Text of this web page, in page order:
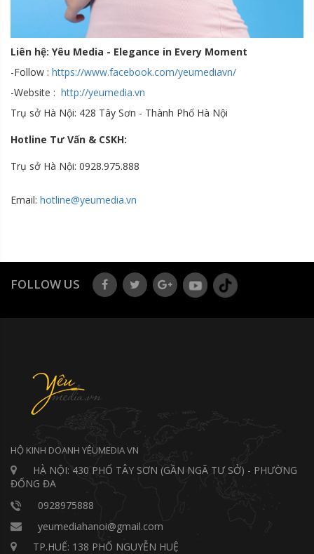
Liên hệ: Yêu Media - Elegance in Every Moment
-Follow : https://www.facebook.com/yeumediavn/
-Website : http://yeumedia.vn
Trụ sở Hà Nội: 428 Tây Sơn - Thành Phố Hà Nội
Hotline Tư Vấn & CSKH:
Trụ sở Hà Nội: 0928.975.888
Email: hotline@yeumedia.vn
FOLLOW US
HỘ KINH DOANH YÊUMEDIA VN
HÀ NỘI: 430 PHỐ TÂY SƠN (GẦN NGÃ TƯ SỞ) - PHƯỜNG
ĐỐNG ĐA
0928975888
yeumediahanoi@gmail.com
TP.HUẾ: 138 PHỐ NGUYỄN HUỆ